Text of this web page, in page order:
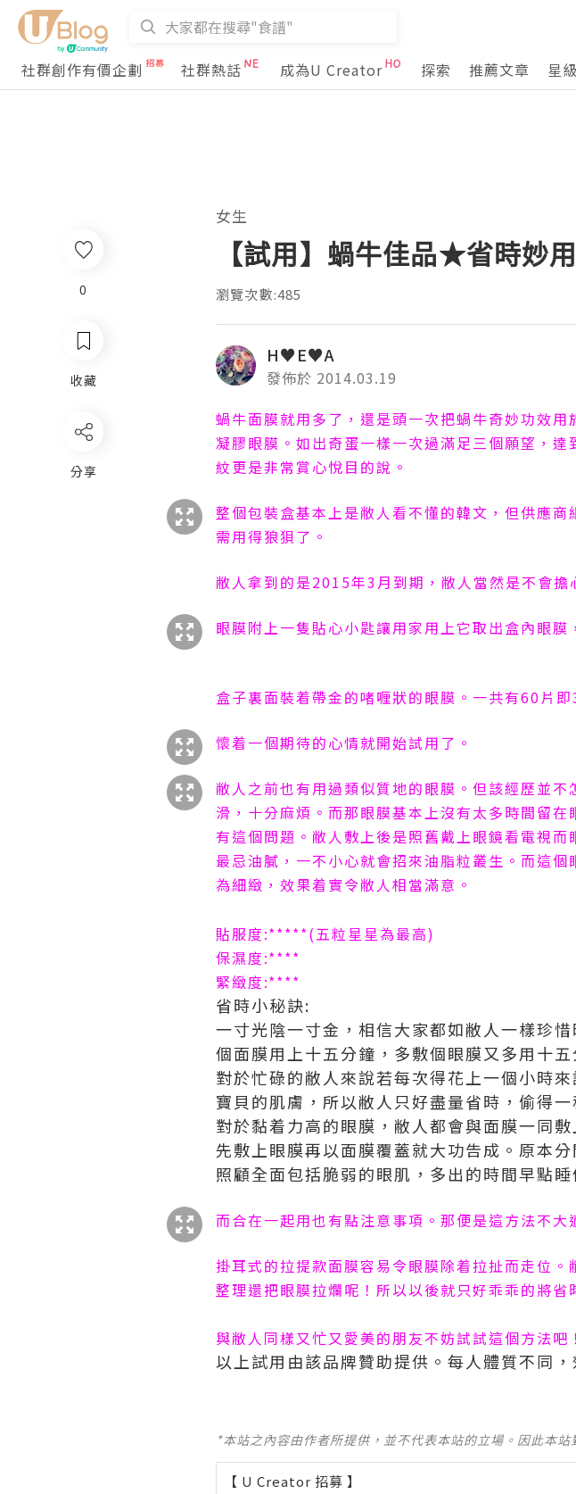
社群創作有價企劃
社群熱話 成為U Creator 探索 推薦文章 星
女生
【試用】蝸牛佳品★省時妙
瀏覽次數:485
H♥E♥A
發佈於 2014.03.19
蝸牛面膜就用多了，還是頭一次把蝸牛奇妙功效
凝膠眼膜。如出奇蛋一樣一次過滿足三個願望，
紋更是非常賞心悅目的說。
整個包裝盒基本上是敝人看不懂的韓文，但供應
需用得狼狽了。
敝人拿到的是2015年3月到期，敝人當然是不會擔
眼膜附上一隻貼心小匙讓用家用上它取出盒內眼
盒子裏面裝着帶金的啫喱狀的眼膜。一共有60片即
懷着一個期待的心情就開始試用了。
敝人之前也有用過類似質地的眼膜。但該經歷並
滑，十分麻煩。而那眼膜基本上沒有太多時間留
有這個問題。敝人敷上後是照舊戴上眼鏡看電視
最忌油膩，一不小心就會招來油脂粒叢生。而這
為細緻，效果着實令敝人相當滿意。
貼服度:*****(五粒星星為最高)
保濕度:****
緊緻度:****
省時小秘訣:
一寸光陰一寸金，相信大家都如敝人一樣珍
個面膜用上十五分鐘，多敷個眼膜又多用十
對於忙碌的敝人來說若每次得花上一個小時
寶貝的肌膚，所以敝人只好盡量省時，偷得一
對於黏着力高的眼膜，敝人都會與面膜一同
先敷上眼膜再以面膜覆蓋就大功告成。原本分
照顧全面包括脆弱的眼肌，多出的時間早點睡
而合在一起用也有點注意事項。那便是這方法不大
掛耳式的拉提款面膜容易令眼膜除着拉扯而走位
整理還把眼膜拉爛呢！所以以後就只好乖乖的將省
與敝人同樣又忙又愛美的朋友不妨試試這個方法吧
以上試用由該品牌贊助提供。每人體質不同
*本站之內容由作者所提供，並不代表本站的立場。因此本
【 U Creator 招募 】
0
收藏
分享